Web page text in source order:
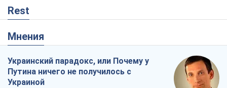
Rest
Мнения
Украинский парадокс, или Почему у
Путина ничего не получилось с
Украиной